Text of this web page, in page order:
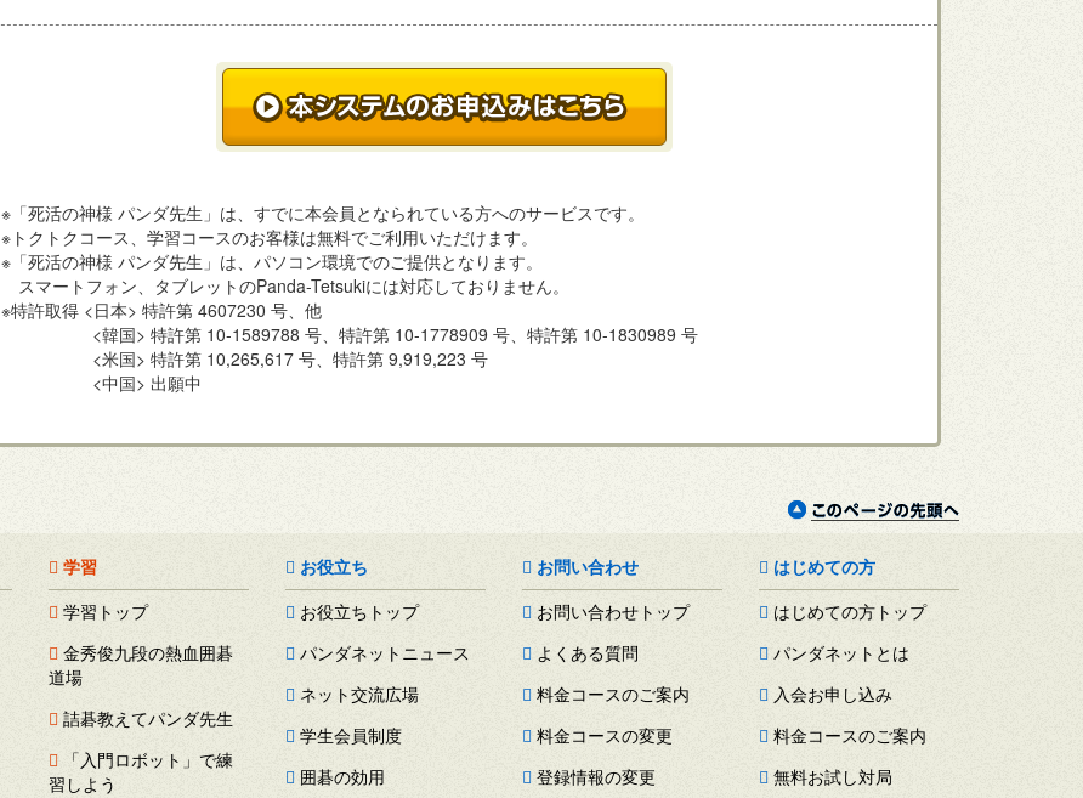
※「死活の神様 パンダ先生」は、すでに本会員となられている方へのサービスです。
※トクトクコース、学習コースのお客様は無料でご利用いただけます。
※「死活の神様 パンダ先生」は、パソコン環境でのご提供となります。
スマートフォン、タブレットのPanda-Tetsukiには対応しておりません。
※特許取得 <日本> 特許第 4607230 号、他
<韓国> 特許第 10-1589788 号、特許第 10-1778909 号、特許第 10-1830989 号
<米国> 特許第 10,265,617 号、特許第 9,919,223 号
<中国> 出願中
学習
学習トップ
金秀俊九段の熱血囲碁
道場
詰碁教えてパンダ先生
「入門ロボット」で練
習しよう
お役立ち
お役立ちトップ
パンダネットニュース
ネット交流広場
学生会員制度
囲碁の効用
お問い合わせ
お問い合わせトップ
よくある質問
料金コースのご案内
料金コースの変更
登録情報の変更
はじめての方
はじめての方トップ
パンダネットとは
入会お申し込み
料金コースのご案内
無料お試し対局